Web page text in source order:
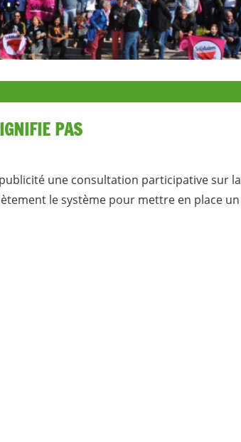
PAS
une consultation participative sur la
le système pour mettre en place un